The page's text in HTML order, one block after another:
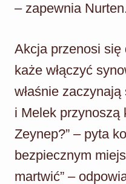
– zapewnia
Akcja przenosi się
każe włączyć
właśnie
i Melek przynoszą
Zeynep?” – pyta
bezpiecznym
martwić” –